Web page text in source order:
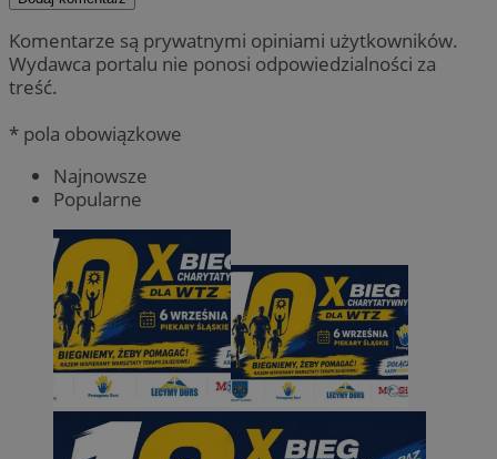
Komentarze są prywatnymi opiniami użytkowników.
Wydawca portalu nie ponosi odpowiedzialności za
treść.
* pola obowiązkowe
Najnowsze
Popularne